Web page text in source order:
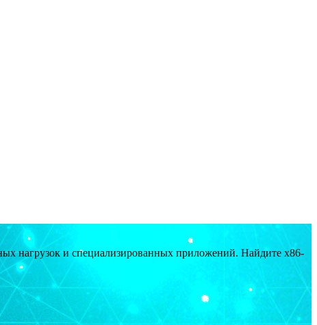
нагрузок и специализированных приложений. Найдите x86-